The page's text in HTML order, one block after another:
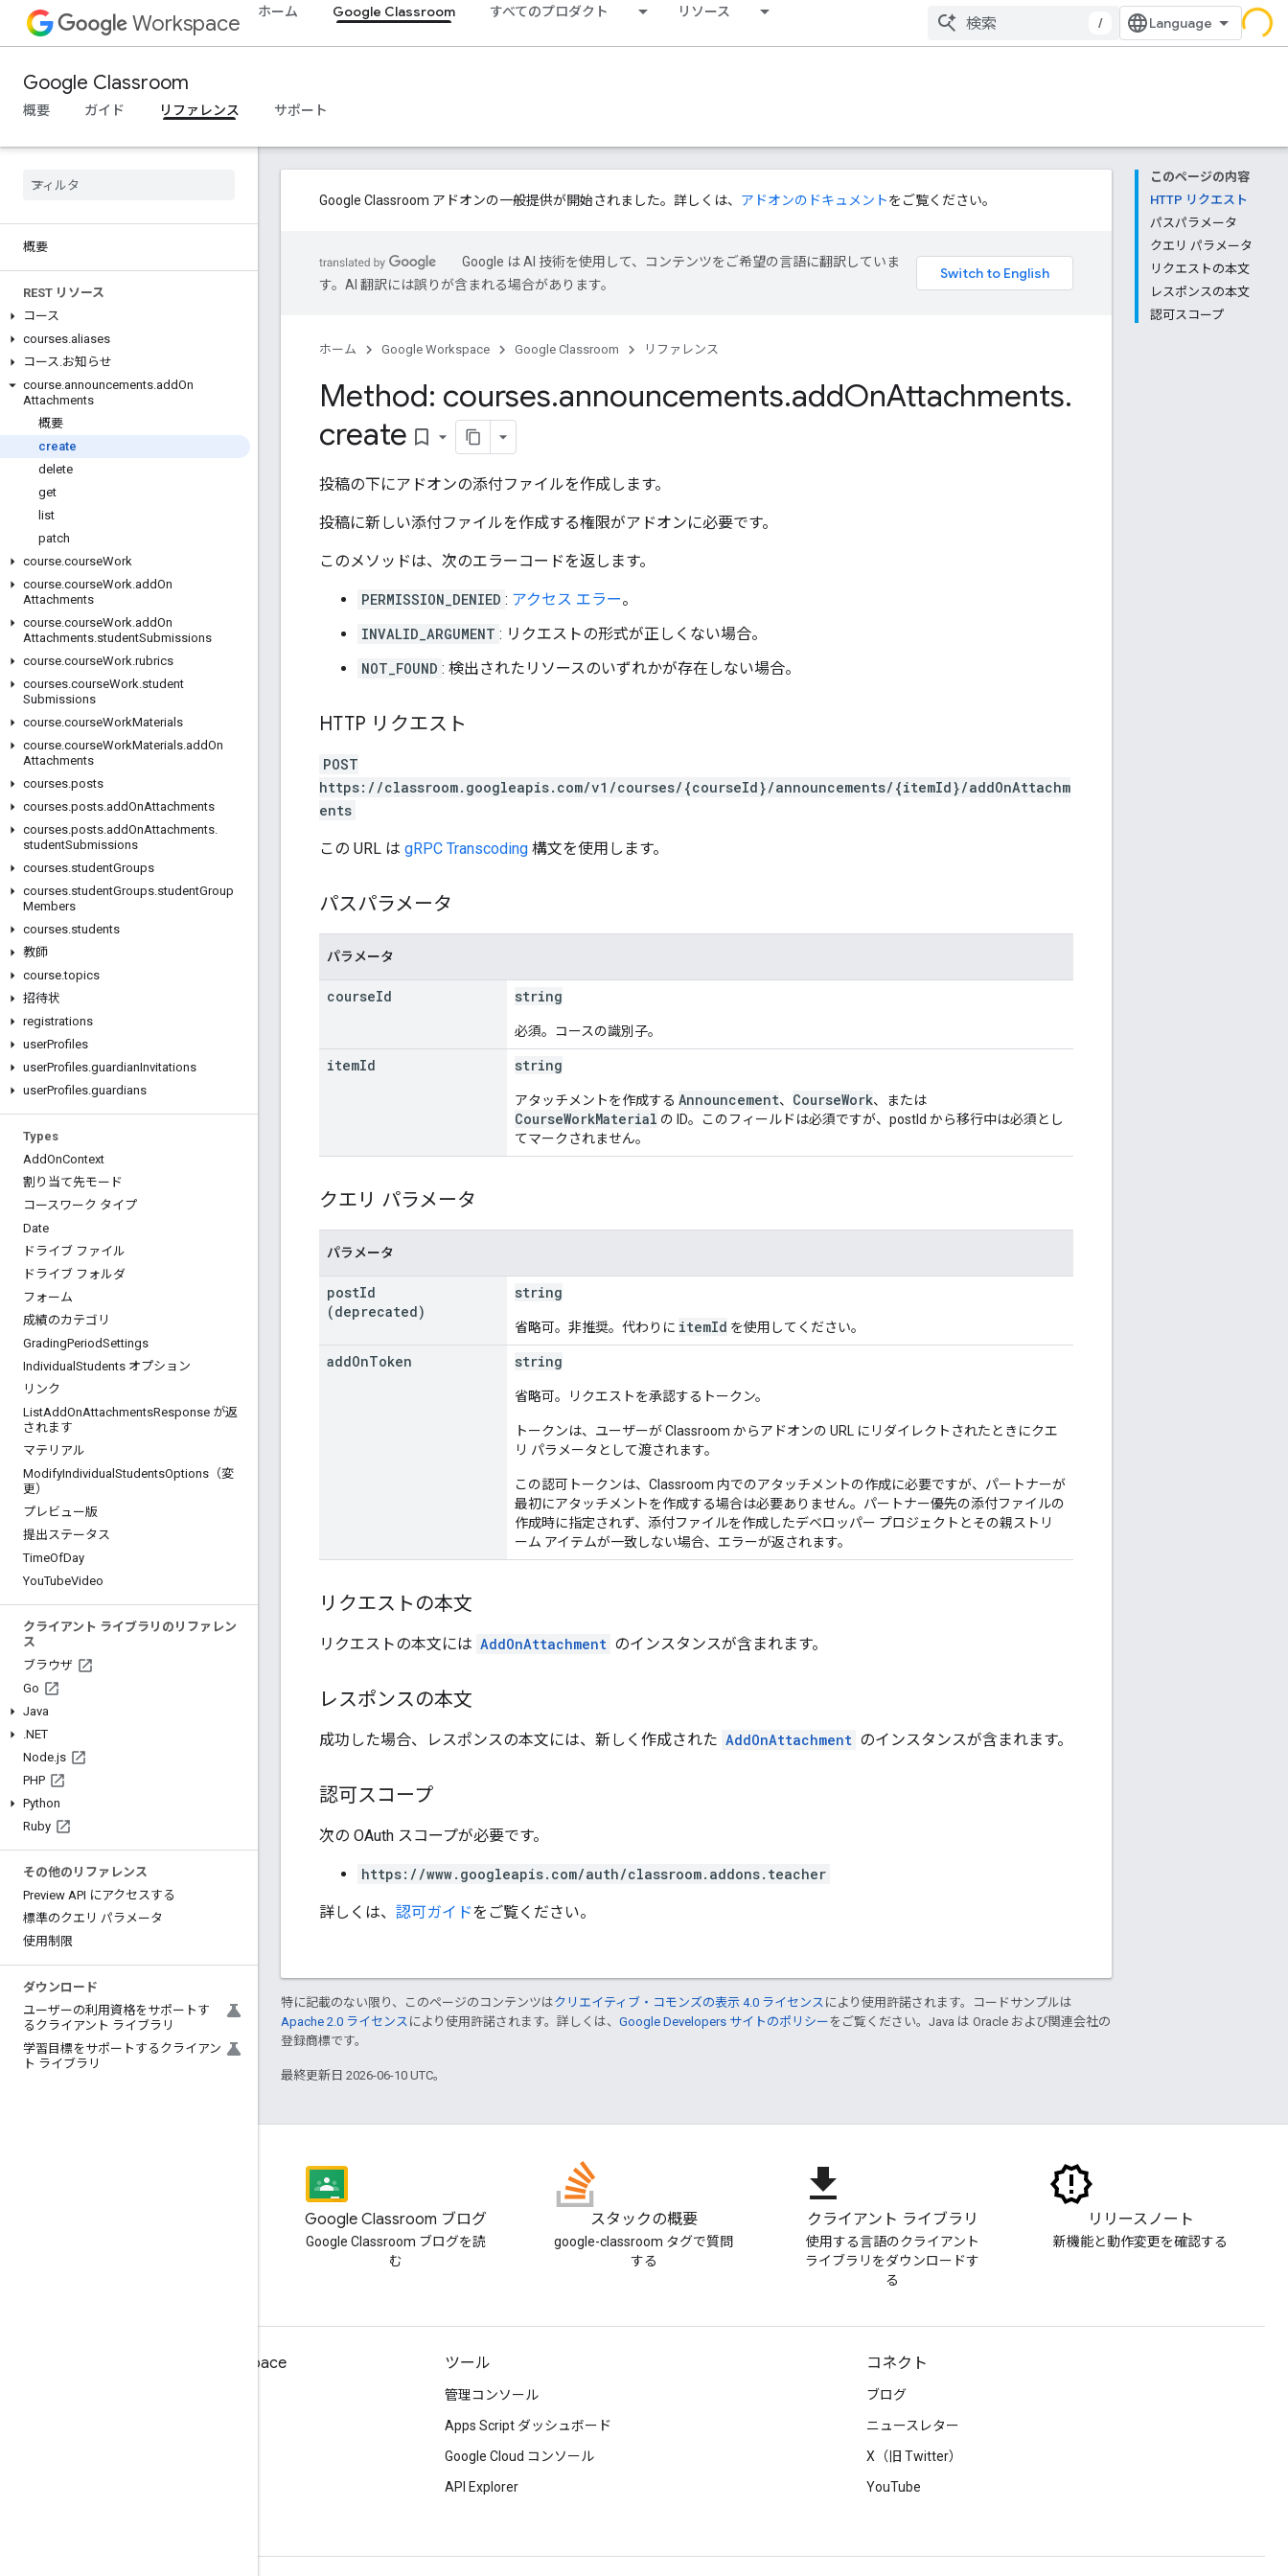
Workspace ホーム Google Classroom すべてのプロダクト リソース
/
Google Classroom
概要 ガイド リファレンス サポート
概要
REST リソース
コース
courses.aliases
コース.お知らせ
course.announcements.addOn
Attachments
概要
create
delete
get
list
patch
course.courseWork
course.courseWork.addOn
Attachments
course.courseWork.addOn
Attachments.studentSubmissions
course.courseWork.rubrics
courses.courseWork.student
Submissions
course.courseWorkMaterials
course.courseWorkMaterials.addOn
Attachments
courses.posts
courses.posts.addOnAttachments
courses.posts.addOnAttachments.
studentSubmissions
courses.studentGroups
courses.studentGroups.studentGroup
Members
courses.students
教師
course.topics
招待状
registrations
userProfiles
userProfiles.guardianInvitations
userProfiles.guardians
Types
AddOnContext
割り当て先モード
コースワーク タイプ
Date
ドライブ ファイル
ドライブ フォルダ
フォーム
成績のカテゴリ
GradingPeriodSettings
Individual Students オプション
リンク
ListAddOnAttachmentsResponse が返
されます
マテリアル
ModifyIndividual StudentsOptions（変
更）
プレビュー版
提出ステータス
TimeOfDay
YouTubeVideo
クライアント ライブラリのリファレン
ス
ブラウザ
Go
Java
.NET
Node.js
PHP
Python
Ruby
その他のリファレンス
Preview API にアクセスする
標準のクエリ パラメータ
使用制限
ダウンロード
ユーザーの利用資格をサポートす
るクライアント ライブラリ
学習目標をサポートするクライアン
ト ライブラリ
このページの内容
HTTP リクエスト
パスパラメータ
クエリ パラメータ
リクエストの本文
レスポンスの本文
認可スコープ
Google Classroom アドオンの一般提供が開始されました。詳しくは、 アドオンのドキュメントをご覧ください。
Google は AI 技術を使用して、コンテンツをご希望の言語に翻訳していま
す。AI 翻訳には誤りが含まれる場合があります。
ホーム Google Workspace Google Classroom リファレンス
Method: courses.announcements.addOnAttachments.
create bookmark_border
投稿の下にアドオンの添付ファイルを作成します。
投稿に新しい添付ファイルを作成する権限がアドオンに必要です。
このメソッドは、次のエラーコードを返します。
PERMISSION_DENIED : アクセス エラー。
INVALID_ARGUMENT : リクエストの形式が正しくない場合。
NOT_FOUND : 検出されたリソースのいずれかが存在しない場合。
HTTP リクエスト
POST
https://classroom.googleapis.com/v1/courses/{courseId}/announcements/{itemId}/addOnAttachm
ents
この URL は gRPC Transcoding 構文を使用します。
パスパラメータ
パラメータ
courseId string
必須。コースの識別子。
itemId string
アタッチメントを作成する Announcement、 CourseWork、または
CourseWorkMaterial の ID。このフィールドは必須ですが、postId から移行中は必須とし
てマークされません。
クエリ パラメータ
パラメータ
postId
(deprecated)
string
省略可。非推奨。代わりに itemId を使用してください。
addOnToken string
省略可。リクエストを承認するトークン。
トークンは、ユーザーが Classroom からアドオンの URL にリダイレクトされたときにクエ
リ パラメータとして渡されます。
この認可トークンは、Classroom 内でのアタッチメントの作成に必要ですが、パートナーが
最初にアタッチメントを作成する場合は必要ありません。パートナー優先の添付ファイルの
作成時に指定されず、添付ファイルを作成したデベロッパー プロジェクトとその親ストリ
ーム アイテムが一致しない場合、エラーが返されます。
リクエストの本文
リクエストの本文には AddOnAttachment のインスタンスが含まれます。
レスポンスの本文
成功した場合、レスポンスの本文には、新しく作成された AddOnAttachment のインスタンスが含まれます。
認可スコープ
次の OAuth スコープが必要です。
https://www.googleapis.com/auth/classroom.addons.teacher
詳しくは、 認可ガイドをご覧ください。
特に記載のない限り、このページのコンテンツはクリエイティブ・コモンズの表示 4.0 ライセンス により使用許諾されます。コードサンプルは
Apache 2.0 ライセンス により使用許諾されます。詳しくは、 Google Developers サイトのポリシー をご覧ください。Java は Oracle および関連会社の
登録商標です。
最終更新日 2026-06-10 UTC。
Google Classroom ブログ
Google Classroom ブログを読
む
スタックの概要
google-classroom タグで質問
する
file_download
クライアント ライブラリ
使用する言語のクライアント
ライブラリをダウンロードす
る
リリースノート
新機能と動作変更を確認する
デベロッパー向け Google Workspace ツール
管理コンソール
Apps Script ダッシュボード
Google Cloud コンソール
API Explorer
コネクト
ブログ
ニュースレター
X（旧 Twitter）
YouTube